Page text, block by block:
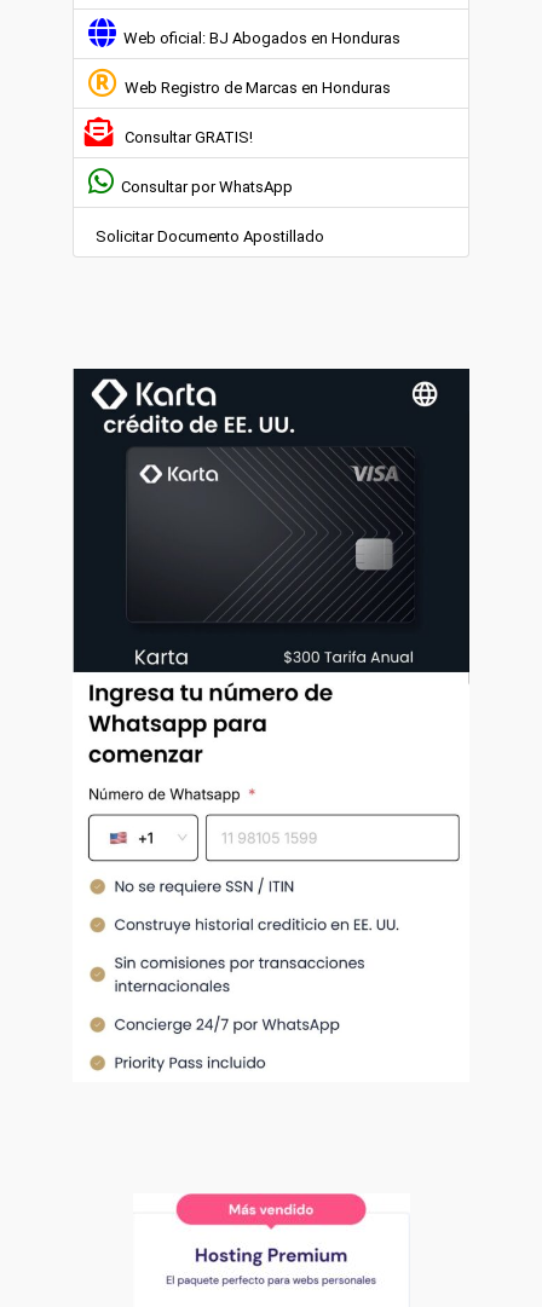
Web oficial: BJ Abogados en Honduras
Web Registro de Marcas en Honduras
Consultar GRATIS!
Consultar por WhatsApp
Solicitar Documento Apostillado